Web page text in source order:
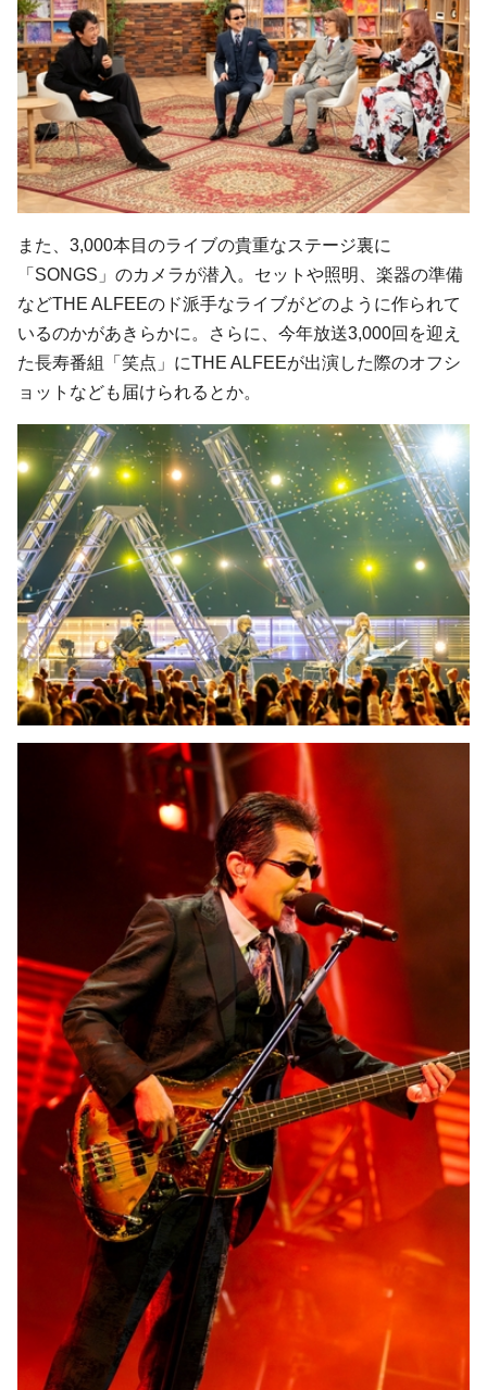
また、3,000本目のライブの貴重なステージ裏に
「SONGS」のカメラが潜入。セットや照明、楽器の準備
などTHE ALFEEのド派手なライブがどのように作られて
いるのかがあきらかに。さらに、今年放送3,000回を迎え
た長寿番組「笑点」にTHE ALFEEが出演した際のオフシ
ョットなども届けられるとか。